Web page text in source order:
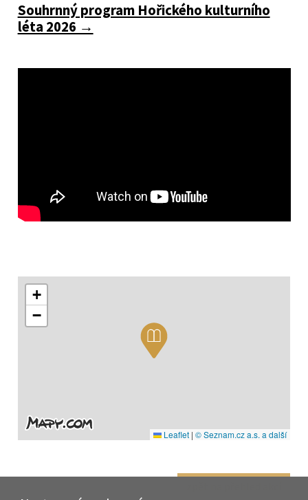
Souhrnný program Hořického kulturního
léta 2026 →
+
−
Leaflet | © Seznam.cz a.s. a další